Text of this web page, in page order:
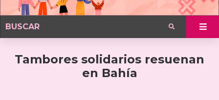
Tambores solidarios resuenan
en Bahía